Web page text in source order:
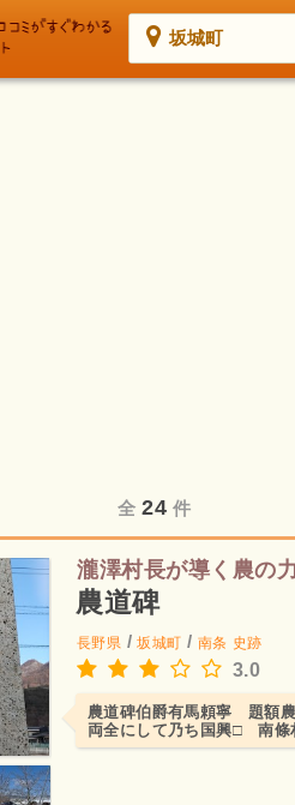
坂城町
全 24 件
瀧澤村長が導く農の力
農道碑
長野県 /坂城町 / 南条 史跡
3.0
農道碑伯爵有馬頼寧 題額
両全にして乃ち国興□ 南條
致 曩ｻｷに植林□水...